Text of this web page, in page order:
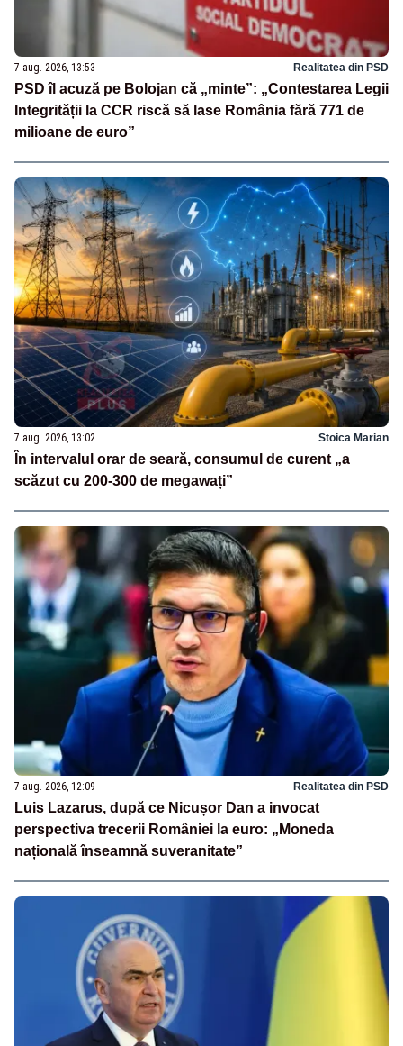
7 aug. 2026, 13:53 Realitatea din PSD
PSD îl acuză pe Bolojan că „minte”: „Contestarea Legii
Integrității la CCR riscă să lase România fără 771 de
milioane de euro”
7 aug. 2026, 13:02 Stoica Marian
În intervalul orar de seară, consumul de curent „a
scăzut cu 200-300 de megawați”
7 aug. 2026, 12:09 Realitatea din PSD
Luis Lazarus, după ce Nicușor Dan a invocat
perspectiva trecerii României la euro: „Moneda
națională înseamnă suveranitate”